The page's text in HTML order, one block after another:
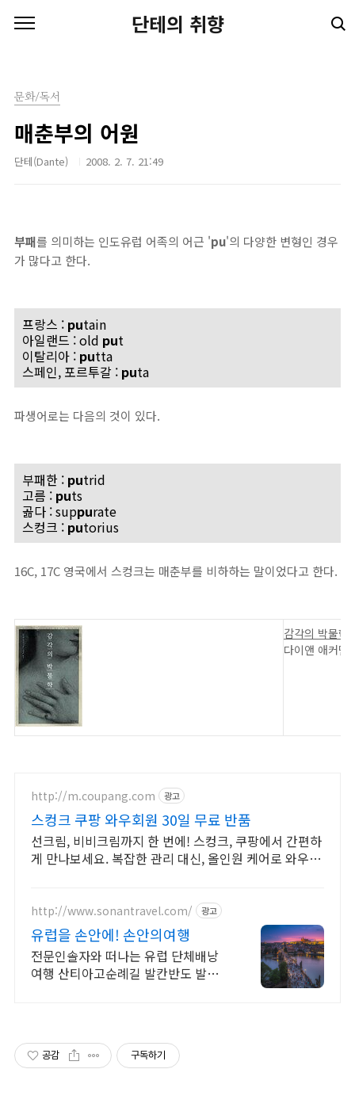
단테의 취향
문화/독서
매춘부의 어원
단테(Dante) 2008. 2. 7. 21:49
부패를 의미하는 인도유럽 어족의 어근 'pu'의 다양한 변형인 경우
가 많다고 한다.
프랑스 : putain
아일랜드 : old put
이탈리아 : putta
스페인, 포르투갈 : puta
파생어로는 다음의 것이 있다.
부패한 : putrid
고름 : puts
곪다 : suppurate
스컹크 : putorius
16C, 17C 영국에서 스컹크는 매춘부를 비하하는 말이었다고 한다.
감각의 박물학
다이앤 애커먼
http://m.coupang.com 광고
스컹크 쿠팡 와우회원 30일 무료 반품
선크림, 비비크림까지 한 번에! 스컹크, 쿠팡에서 간편하
게 만나보세요. 복잡한 관리 대신, 올인원 케어로 와우회
http://www.sonantravel.com/ 광고
유럽을 손안에! 손안의여행
전문인솔자와 떠나는 유럽 단체배낭
여행 산티아고순례길 발칸반도 발틱
공감 구독하기